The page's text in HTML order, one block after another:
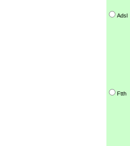
Adsl
Ftth